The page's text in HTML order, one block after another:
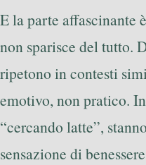
E la parte affascinante
non sparisce del tutto.
ripetono in contesti
emotivo, non pratico.
“cercando latte”,
sensazione di